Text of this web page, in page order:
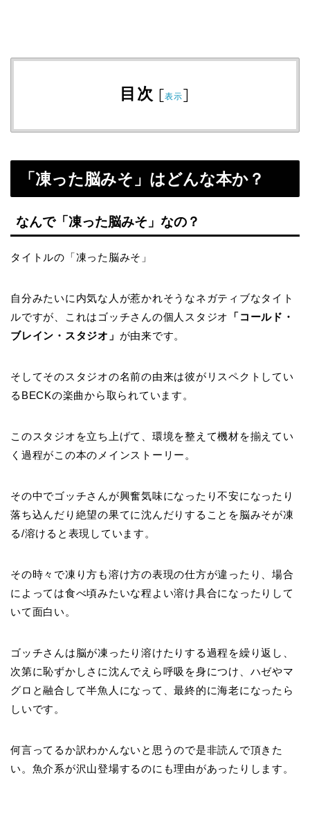
目次 [表示]
「凍った脳みそ」はどんな本か？
なんで「凍った脳みそ」なの？
タイトルの「凍った脳みそ」
自分みたいに内気な人が惹かれそうなネガティブなタイト
ルですが、これはゴッチさんの個人スタジオ
「コールド・
ブレイン・スタジオ」 が由来です。
そしてそのスタジオの名前の由来は彼がリスペクトしてい
るBECKの楽曲から取られています。
このスタジオを立ち上げて、環境を整えて機材を揃えてい
く過程がこの本のメインストーリー。
その中でゴッチさんが興奮気味になったり不安になったり
落ち込んだり絶望の果てに沈んだりすることを脳みそが凍
る/溶けると表現しています。
その時々で凍り方も溶け方の表現の仕方が違ったり、場合
によっては食べ頃みたいな程よい溶け具合になったりして
いて面白い。
ゴッチさんは脳が凍ったり溶けたりする過程を繰り返し、
次第に恥ずかしさに沈んでえら呼吸を身につけ、ハゼやマ
グロと融合して半魚人になって、最終的に海老になったら
しいです。
何言ってるか訳わかんないと思うので是非読んで頂きた
い。魚介系が沢山登場するのにも理由があったりします。